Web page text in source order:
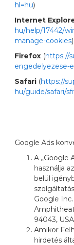
hl=hu)
Internet
hu/help/17442/
manage-cookies)
Firefox (https://
engedelyezese-
Safari (https://
hu/guide/safari/
Google Ads
A „Google
használja
belül
Google
94043,
Amikor
hirdetés